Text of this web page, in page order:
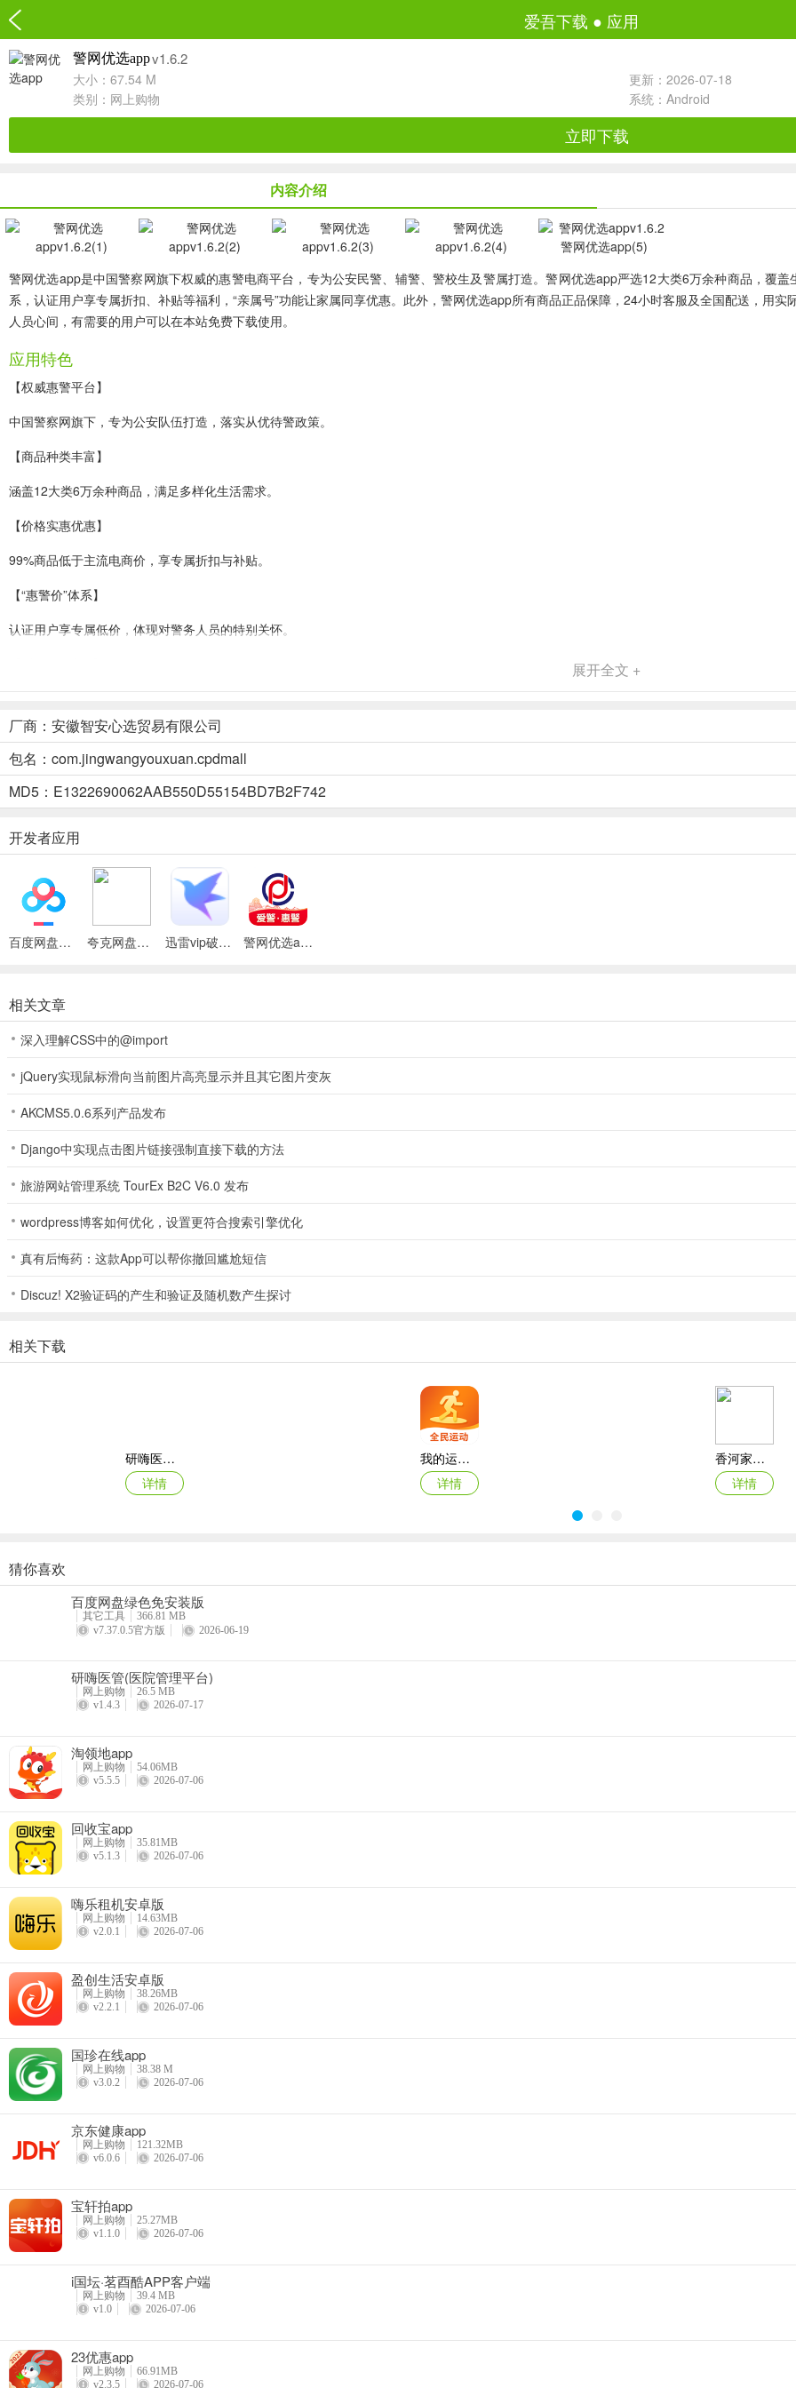
爱吾下载 ● 应用
警网优选appv1.6.2
大小：67.54 M
更新：2026-07-18
类别： 网上购物 系统：Android
立即下载
内容介绍
警网优选app是中国警察网旗下权威的惠警电商平台，专为公安民警、辅警、警校生及警属打造。警网优选app严选12大类6万余种商品，覆
系，认证用户享专属折扣、补贴等福利，“亲属号”功能让家属同享优惠。此外，警网优选app所有商品正品保障，24小时客服及全国配送，用
人员心间，有需要的用户可以在本站免费下载使用。
应用特色
【权威惠警平台】
中国警察网旗下，专为公安队伍打造，落实从优待警政策。
【商品种类丰富】
涵盖12大类6万余种商品，满足多样化生活需求。
【价格实惠优惠】
99%商品低于主流电商价，享专属折扣与补贴。
【“惠警价”体系】
认证用户享专属低价，体现对警务人员的特别关怀。
警网优选app使用简介
1、打开登录警网优选官方版后首先进行身份认证
2、警察、辅警、警校生、警属都可以在上面完成认证
3、认证成功后即可在上面优惠购物了
1、每日签到领现金：增加用户粘性，提供额外购物福利。
2、限时秒杀活动：定期推出特价商品，抢购实惠好物。
3、助力乡村振兴：对接农产品，购物同时参与公益捐赠。
2、修复已知问题
展开全文 +
厂商：安徽智安心选贸易有限公司
包名：com.jingwangyouxuan.cpdmall
MD5：E1322690062AAB550D55154BD7B2F742
开发者应用
百度网盘绿色免安装Pc电脑版 夸克网盘官方正式版 迅雷vip破解版永久会员2024版 警网优选app
相关文章
深入理解CSS中的@import
jQuery实现鼠标滑向当前图片高亮显示并且其它图片变灰
AKCMS5.0.6系列产品发布
Django中实现点击图片链接强制直接下载的方法
旅游网站管理系统 TourEx B2C V6.0 发布
wordpress博客如何优化，设置更符合搜索引擎优化
真有后悔药：这款App可以帮你撤回尴尬短信
Discuz! X2验证码的产生和验证及随机数产生探讨
相关下载
研嗨医管(医院管理平台)
详情
我的运动馆app
详情
香河家具城网上商城app
详情
尚美滋
详情
托特衣箱官方版
多特瑞app
猜你喜欢
百度网盘绿色免安装版
其它工具
366.81 MB
v7.37.0.5官方版
2026-06-19
研嗨医管(医院管理平台)
网上购物
26.5 MB
v1.4.3
2026-07-17
淘领地app
网上购物
54.06MB
v5.5.5
2026-07-06
回收宝app
网上购物
35.81MB
v5.1.3
2026-07-06
嗨乐租机安卓版
网上购物
14.63MB
v2.0.1
2026-07-06
盈创生活安卓版
网上购物
38.26MB
v2.2.1
2026-07-06
国珍在线app
网上购物
38.38 M
v3.0.2
2026-07-06
京东健康app
网上购物
121.32MB
v6.0.6
2026-07-06
宝轩拍app
网上购物
25.27MB
v1.1.0
2026-07-06
i国坛·茗酉酷APP客户端
网上购物
39.4 MB
v1.0
2026-07-06
23优惠app
网上购物
66.91MB
v2.3.5
2026-07-06